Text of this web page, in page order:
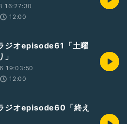
16:27:30
12:00
ジオepisode61「土曜
19:03:50
12:00
ジオepisode60「終え